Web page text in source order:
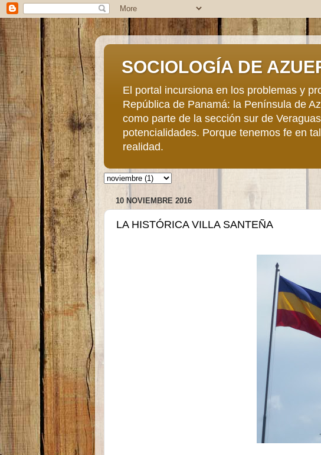
SOCIOLOGÍA DE
El portal incursiona en los problemas y
República de Panamá: la Península de
como parte de la sección sur de
potencialidades. Porque tenemos fe en
realidad.
10 NOVIEMBRE 2016
LA HISTÓRICA VILLA SANTEÑA